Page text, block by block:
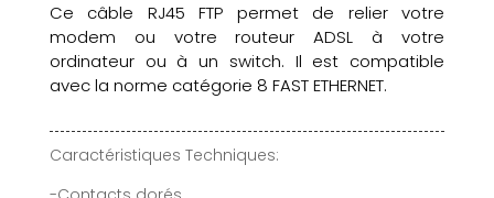
Ce câble RJ45 FTP permet de relier votre
modem ou votre routeur ADSL à votre
ordinateur ou à un switch. Il est compatible
avec la norme catégorie 8 FAST ETHERNET.
Caractéristiques Techniques: